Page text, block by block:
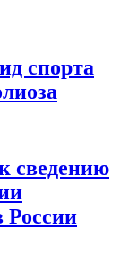
спорта
России